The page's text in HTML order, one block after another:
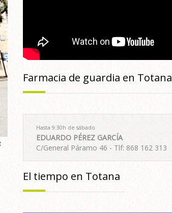
Farmacia de guardia en Totana
Hasta 9:30h de sábado
EDUARDO PÉREZ GARCÍA
C/General Páramo 46 - Tlf: 868 162 313
El tiempo en Totana